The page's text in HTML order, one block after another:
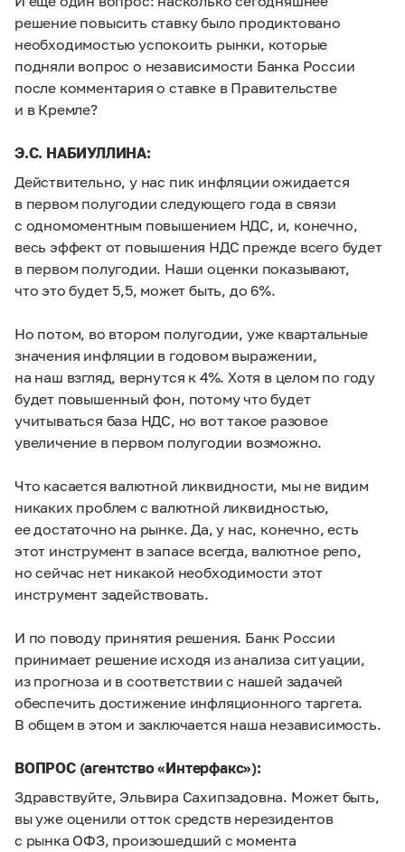
решение повысить ставку было продиктовано
необходимостью успокоить рынки, которые
подняли вопрос о независимости Банка России
после комментария о ставке в Правительстве
и в Кремле?
Э.С. НАБИУЛЛИНА:
Действительно, у нас пик инфляции ожидается
в первом полугодии следующего года в связи
с одномоментным повышением НДС, и, конечно,
весь эффект от повышения НДС прежде всего будет
в первом полугодии. Наши оценки показывают,
что это будет 5,5, может быть, до 6%.
Но потом, во втором полугодии, уже квартальные
значения инфляции в годовом выражении,
на наш взгляд, вернутся к 4%. Хотя в целом по году
будет повышенный фон, потому что будет
учитываться база НДС, но вот такое разовое
увеличение в первом полугодии возможно.
Что касается валютной ликвидности, мы не видим
никаких проблем с валютной ликвидностью,
ее достаточно на рынке. Да, у нас, конечно, есть
этот инструмент в запасе всегда, валютное репо,
но сейчас нет никакой необходимости этот
инструмент задействовать.
И по поводу принятия решения. Банк России
принимает решение исходя из анализа ситуации,
из прогноза и в соответствии с нашей задачей
обеспечить достижение инфляционного таргета.
В общем в этом и заключается наша независимость.
ВОПРОС (агентство «Интерфакс»):
Здравствуйте, Эльвира Сахипзадовна. Может быть,
вы уже оценили отток средств нерезидентов
с рынка ОФЗ, произошедший с момента